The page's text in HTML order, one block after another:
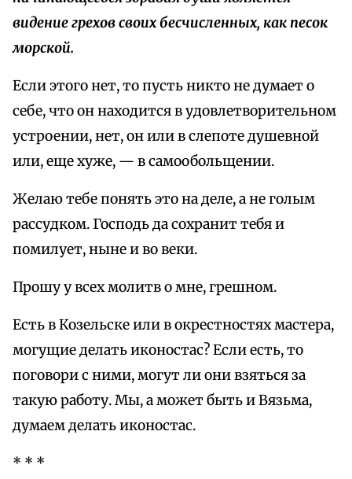
видение грехов своих бесчисленных, как песок
морской.
Если этого нет, то пусть никто не думает о
себе, что он находится в удовлетворительном
устроении, нет, он или в слепоте душевной
или, еще хуже, — в самообольщении.
Желаю тебе понять это на деле, а не голым
рассудком. Господь да сохранит тебя и
помилует, ныне и во веки.
Прошу у всех молитв о мне, грешном.
Есть в Козельске или в окрестностях мастера,
могущие делать иконостас? Если есть, то
поговори с ними, могут ли они взяться за
такую работу. Мы, а может быть и Вязьма,
думаем делать иконостас.
* * *